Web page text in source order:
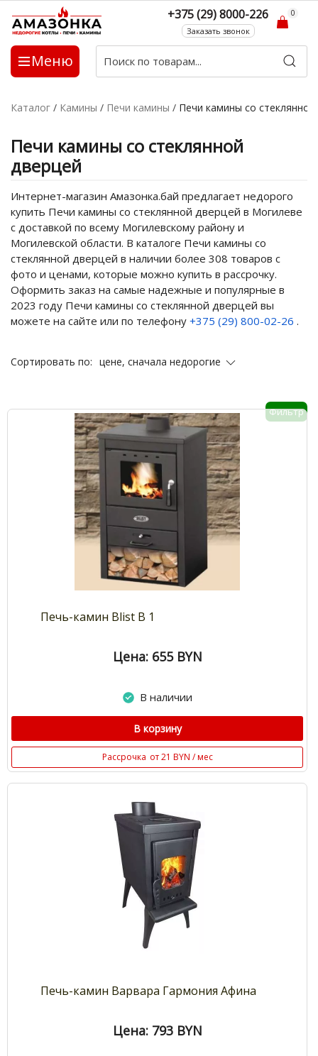
Меню
+375 (29) 8000-226
Заказать звонок
0
Каталог / Камины / Печи камины / Печи камины со стеклянной
Печи камины со стеклянной
дверцей
Интернет-магазин Амазонка.бай предлагает недорого
купить Печи камины со стеклянной дверцей в Могилеве
с доставкой по всему Могилевскому району и
Могилевской области. В каталоге Печи камины со
стеклянной дверцей в наличии более 308 товаров с
фото и ценами, которые можно купить в рассрочку.
Оформить заказ на самые надежные и популярные в
2023 году Печи камины со стеклянной дверцей вы
можете на сайте или по телефону +375 (29) 800-02-26 .
Сортировать по: цене, сначала недорогие
Фильтр
Печь-камин Blist B 1
Цена: 655 BYN
В наличии
В корзину
Рассрочка от 21 BYN / мес
Печь-камин Варвара Гармония Афина
Цена: 793 BYN